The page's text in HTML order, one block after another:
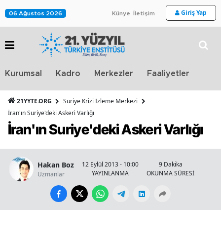
06 Ağustos 2026 Künye İletişim Giriş Yap
Kurumsal Kadro Merkezler Faaliyetler
21YYTE.ORG
Suriye Krizi İzleme Merkezi
İran'ın Suriye'deki Askeri Varlığı
İran'ın Suriye'deki Askeri Varlığı
Hakan Boz
Uzmanlar
12 Eylül 2013 - 10:00
YAYINLANMA
9 Dakika
OKUNMA SÜRESİ